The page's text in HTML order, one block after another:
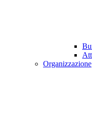
Organizzazione